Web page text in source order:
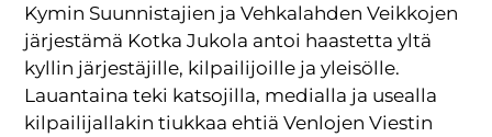
Kymin Suunnistajien ja Vehkalahden Veikkojen
järjestämä Kotka Jukola antoi haastetta yltä
kyllin järjestäjille, kilpailijoille ja yleisölle.
Lauantaina teki katsojilla, medialla ja usealla
kilpailijallakin tiukkaa ehtiä Venlojen Viestin